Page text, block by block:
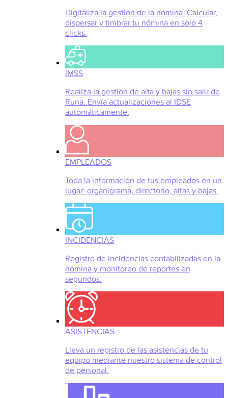
Digitaliza la gestión de la nómina. Calcular,
dispersar y timbrar tu nómina en solo 4
clicks.
IMSS
Realiza la gestión de alta y bajas sin salir de
Runa. Envía actualizaciones al IDSE
automáticamente.
EMPLEADOS
Toda la información de tus empleados en un
lugar: organigrama, directorio, altas y bajas.
INCIDENCIAS
Registro de incidencias contabilizadas en la
nómina y monitoreo de reportes en
segundos.
ASISTENCIAS
Lleva un registro de las asistencias de tu
equipo mediante nuestro sistema de control
de personal.